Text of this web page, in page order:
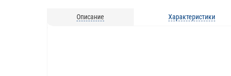
Описание Характеристики